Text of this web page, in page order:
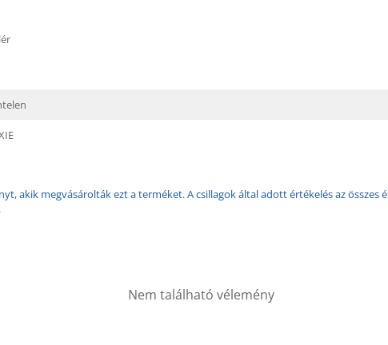
akik megvásárolták ezt a terméket. A csillagok által adott értékelés az összes
Nem található vélemény